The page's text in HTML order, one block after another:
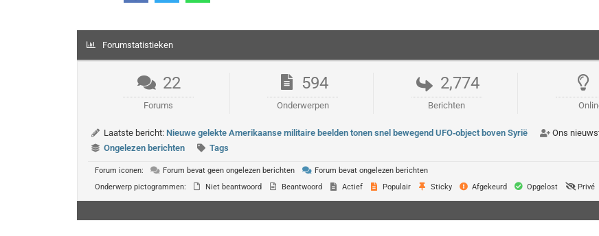
Forumstatistieken
22
Forums
594
Onderwerpen
2,774
Berichten
Laatste bericht: Nieuwe gelekte Amerikaanse militaire beelden tonen snel bewegend UFO‑object boven Syrië Ons
Ongelezen berichten
Tags
Forum iconen: Forum bevat geen ongelezen berichten
Forum bevat ongelezen berichten
Onderwerp pictogrammen:
Niet beantwoord Beantwoord Actief Populair Sticky Afgekeurd Opgelost Privé